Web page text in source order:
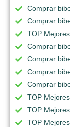
Comprar
Comprar
TOP
Comprar
Comprar
Comprar
Comprar
TOP
TOP
TOP